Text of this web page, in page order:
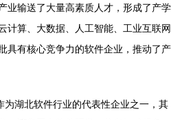
业输送了大量高素质人才，形成了产学
计算、大数据、人工智能、工业互联网
具有核心竞争力的软件企业，推动了产
为湖北软件行业的代表性企业之一，其